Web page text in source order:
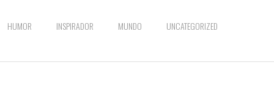
HUMOR INSPIRADOR MUNDO UNCATEGORIZED